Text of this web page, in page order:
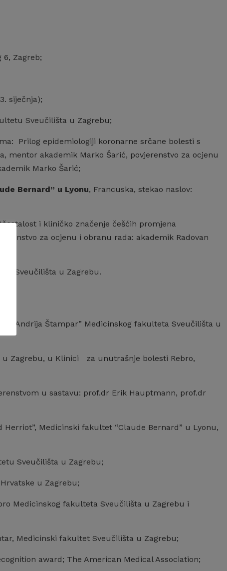
6, Zagreb;
siječnja);
Sveučilišta u Zagrebu;
Prilog epidemiologiji koronarne srčane bolesti s
mentor akademik Marko Šarić, povjerenstvo za ocjenu
Marko Šarić;
Bernard” u Lyonu, Francuska, stekao naslov:
i kliničko značenje češćih promjena
za ocjenu i obranu rada: akademik Radovan
Sveučilišta u Zagrebu.
“Andrija Štampar” Medicinskog fakulteta Sveučilišta u
Zagrebu, u Klinici za unutrašnje bolesti Rebro,
u sastavu: prof.dr Erik Hauptmann, prof.dr
Herriot”, Medicinski fakultet “Claude Bernard” u Lyonu,
Sveučilišta u Zagrebu;
u Zagrebu;
Medicinskog fakulteta Sveučilišta u Zagrebu i
Medicinski fakultet Sveučilišta u Zagrebu;
award; The American Medical Association;